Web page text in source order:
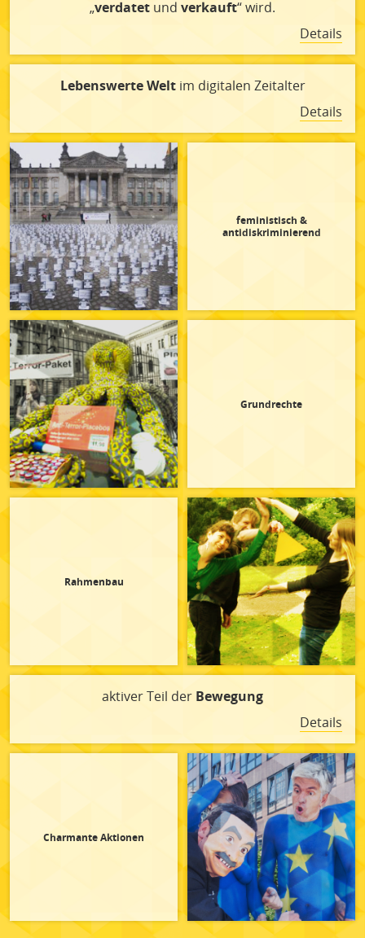
„verdatet und verkauft“ wird.
Details
Lebenswerte Weltim digitalen Zeitalter
Details
feministisch &
antidiskriminierend
Grundrechte
Rahmenbau
aktiver Teil der Bewegung
Details
Charmante Aktionen